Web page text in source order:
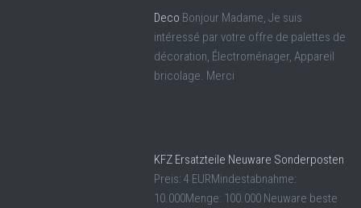
Deco Bonjour Madame, Je suis
intéressé par votre offre de palettes de
décoration, Électroménager, Appareil
bricolage. Merci
KFZ Ersatzteile Neuware Sonderposten
Preis: 4 EURMindestabnahme:
10.000Menge: 100.000 Neuware beste